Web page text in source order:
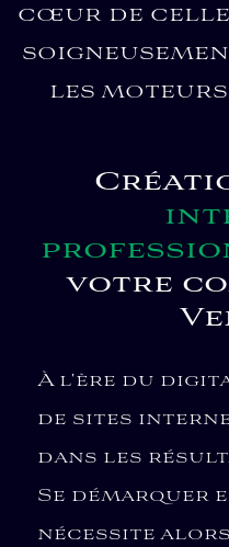
cœur de
les
votre
À l’ère du
de sites
dans les
Se
nécessite